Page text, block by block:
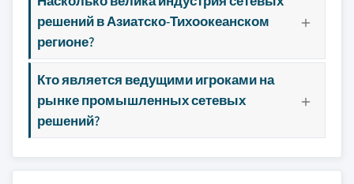
решений в Азиатско-Тихоокеанском
регионе?
Кто является ведущими игроками на
рынке промышленных сетевых
решений?